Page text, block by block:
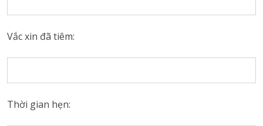
Vắc xin đã tiêm:
Thời gian hẹn: